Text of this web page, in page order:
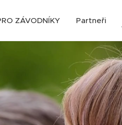
ZÁVODNÍKY Partneři